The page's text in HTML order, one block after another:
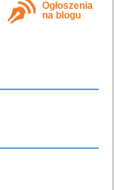
Ogłoszenia
na blogu